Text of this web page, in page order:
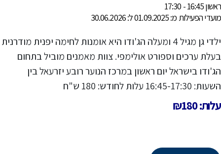
ראשון 16:45 - 17:30
מועדי הפעילות מ: 01.09.2025 ל: 30.06.2026
ילדי גן מגיל 4 ומעלה הג'ודו היא אומנות לחימה יפנית מודרנית
בעלת ערכים וספורט אולימפי. צוות מאמנים מוביל בתחום
הג'ודו בישראל יום ראשון במרכז הנוער רובע יזרעאל בין
השעות: 16:45-17:30 עלות לחודש: 180 ש"ח
עלות: ₪180